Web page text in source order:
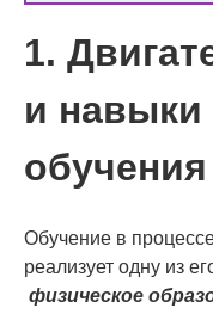
1.
и навыки
обучения
Обучение в
реализует одну из
физическое